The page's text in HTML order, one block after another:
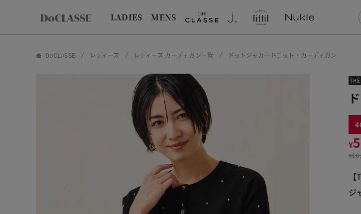
LADIES MENS
DoCLASSE レディース レディース カーディガン一覧 ドットジャカードニット・カーディガン
THE
¥
¥
ジ